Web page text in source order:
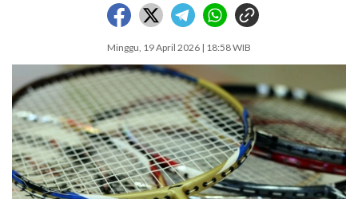
Minggu, 19 April 2026 | 18:58 WIB